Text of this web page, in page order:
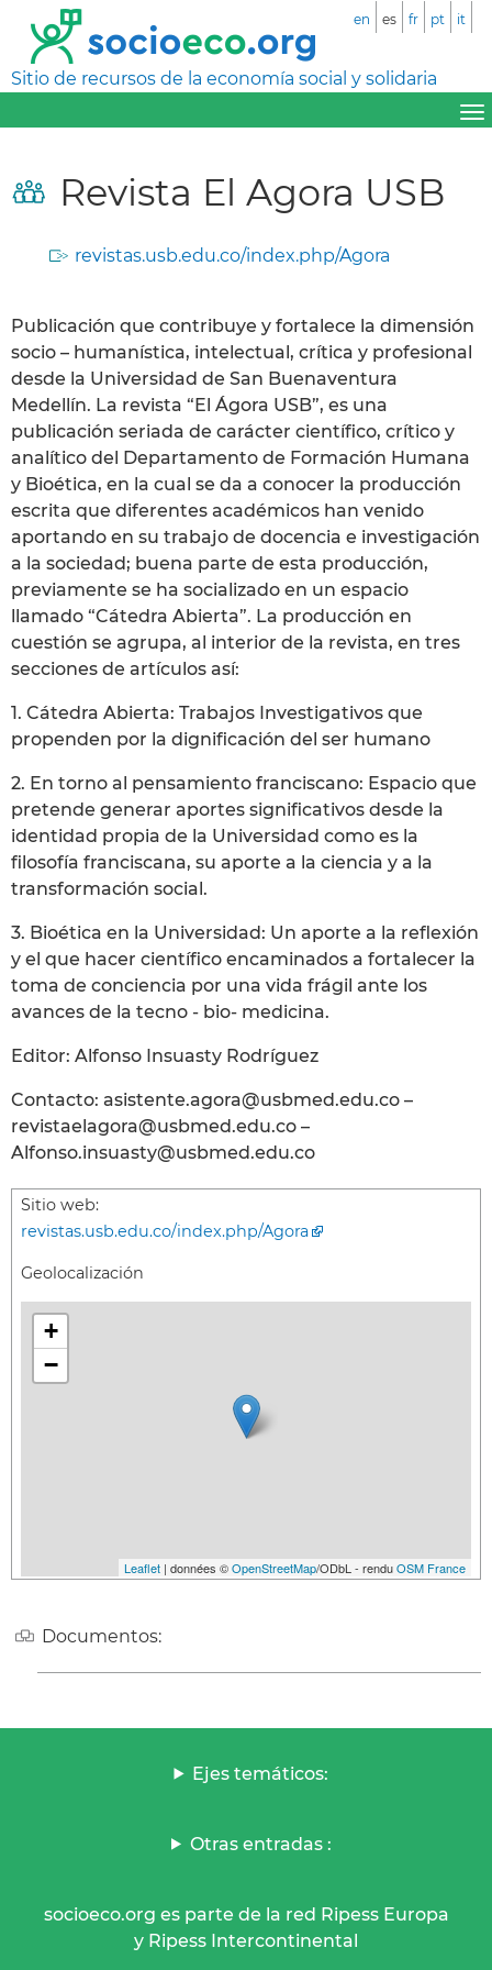
Sitio de recursos de la economía social y solidaria
en es fr pt it
Revista El Agora USB
revistas.usb.edu.co/index.php/Agora
Publicación que contribuye y fortalece la dimensión
socio – humanística, intelectual, crítica y profesional
desde la Universidad de San Buenaventura
Medellín. La revista “El Ágora USB”, es una
publicación seriada de carácter científico, crítico y
analítico del Departamento de Formación Humana
y Bioética, en la cual se da a conocer la producción
escrita que diferentes académicos han venido
aportando en su trabajo de docencia e investigación
a la sociedad; buena parte de esta producción,
previamente se ha socializado en un espacio
llamado “Cátedra Abierta”. La producción en
cuestión se agrupa, al interior de la revista, en tres
secciones de artículos así:
1. Cátedra Abierta: Trabajos Investigativos que
propenden por la dignificación del ser humano
2. En torno al pensamiento franciscano: Espacio que
pretende generar aportes significativos desde la
identidad propia de la Universidad como es la
filosofía franciscana, su aporte a la ciencia y a la
transformación social.
3. Bioética en la Universidad: Un aporte a la reflexión
y el que hacer científico encaminados a fortalecer la
toma de conciencia por una vida frágil ante los
avances de la tecno - bio- medicina.
Editor: Alfonso Insuasty Rodríguez
Contacto: asistente.agora@usbmed.edu.co –
revistaelagora@usbmed.edu.co –
Alfonso.insuasty@usbmed.edu.co
Sitio web:
revistas.usb.edu.co/index.php/Agora
Geolocalización
+
−
Leaflet | données ©OpenStreetMap/ODbL - renduOSM France
Documentos:
Ejes temáticos:
Otras entradas :
socioeco.org es parte de la red Ripess Europa
y Ripess Intercontinental